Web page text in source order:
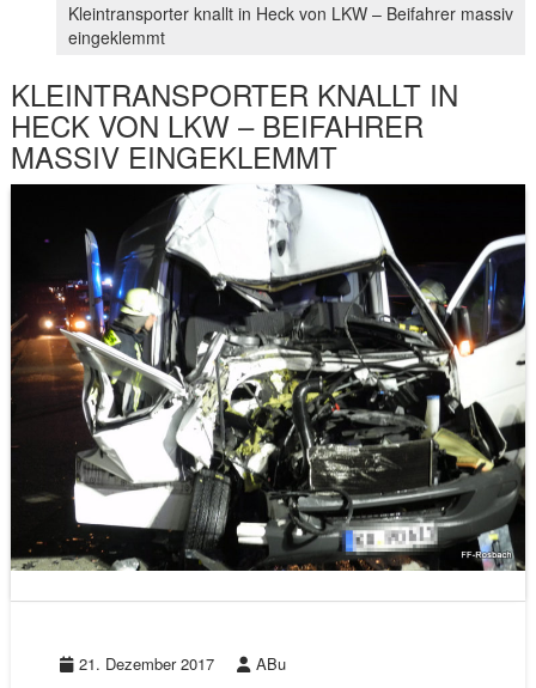
Kleintransporter knallt in Heck von LKW – Beifahrer massiv
eingeklemmt
KLEINTRANSPORTER KNALLT IN
HECK VON LKW – BEIFAHRER
MASSIV EINGEKLEMMT
21. Dezember 2017 ABu